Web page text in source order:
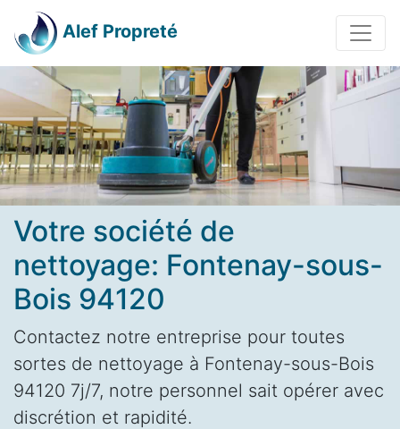
Alef Propreté
Votre société de
nettoyage: Fontenay-sous-
Bois 94120
Contactez notre entreprise pour toutes
sortes de nettoyage à Fontenay-sous-Bois
94120 7j/7, notre personnel sait opérer avec
discrétion et rapidité.